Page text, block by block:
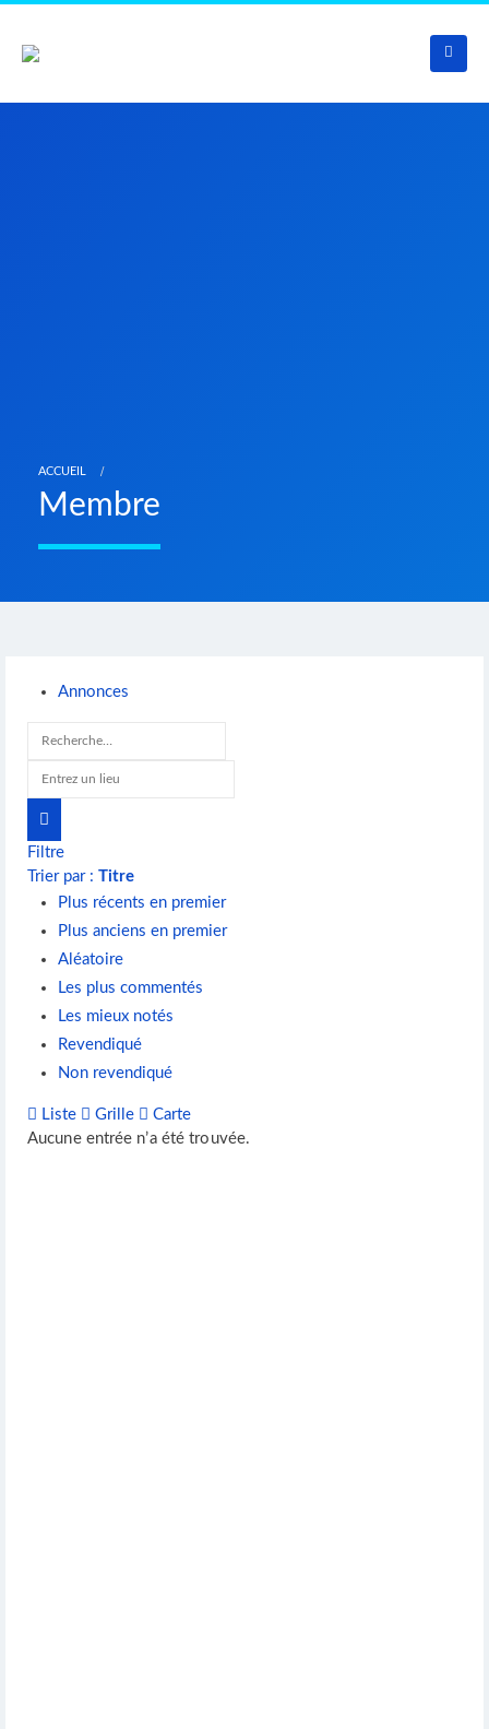
ACCUEIL
Membre
Annonces
Filtre
Trier par : Titre
Plus récents en premier
Plus anciens en premier
Aléatoire
Les plus commentés
Les mieux notés
Revendiqué
Non revendiqué
Liste Grille
Carte
Aucune entrée n’a été trouvée.